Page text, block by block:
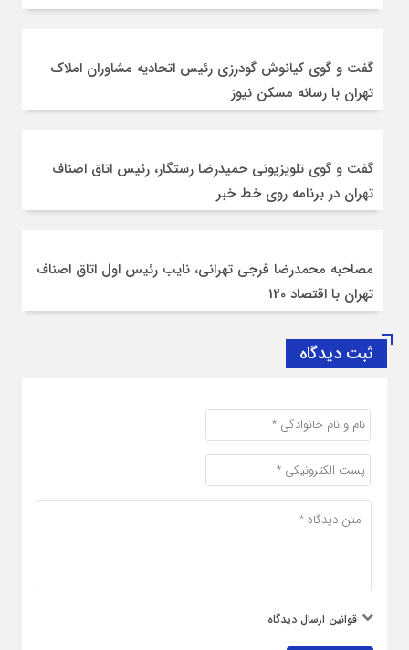
موکب جاماندگان اربعین اتاق اصناف تهران و اتحادیه های
صنفی
گفت و گوی کیانوش گودرزی رئیس اتحادیه مشاوران املاک
تهران با رسانه مسکن نیوز
تهران در برنامه روی خط خبر
مصاحبه محمدرضا فرجی تهرانی، نایب رئیس اول اتاق اصناف
تهران با اقتصاد 120